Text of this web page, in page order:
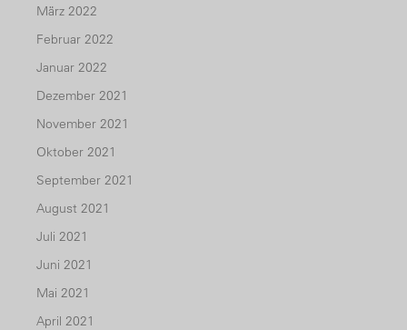
März 2022
Februar 2022
Januar 2022
Dezember 2021
November 2021
Oktober 2021
September 2021
August 2021
Juli 2021
Juni 2021
Mai 2021
April 2021